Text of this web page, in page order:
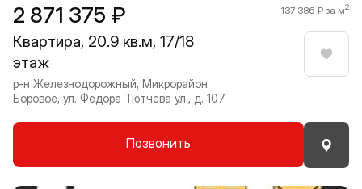
2 871 375 ₽ 137 386 ₽ за м2
Квартира, 20.9 кв.м, 17/18
этаж
р-н Железнодорожный, Микрорайон
Боровое, ул. Федора Тютчева ул., д. 107
Позвонить